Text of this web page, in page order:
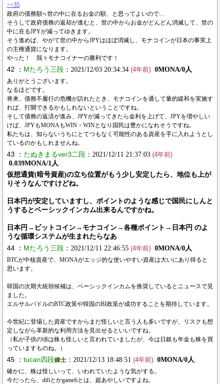
>>35
政府の債務額≒世の中に在るお金の額、と思ってよいので…
そうして政府債務の返却が進むと、世の中からお金がどんどん消滅して、世の
中に在るJPYが減ってゆきます。
そう進めば、やがて世の中からJPYはほぼ消滅し、モナコインが日本の事実上
の主権通貨になります。
やった！ 我々モナコイナーの勝利です！
42 ： Mたろう三段 ：2021/12/03 20:34:34 (4年前) 0MONA/0人
ありがとうございます。
なるほどです。
将来、債務不履行の危機が訪れたとき、モナコインを通して量的緩和を実施す
れば、打開できるかもしれないということですね。
そして債務の返済が進み、JPYが減ってきたら金利を上げて、JPYを増やしい
けば、JPYもMONAもWIN・WINとなり国民は豊かになれそうですね。
私たちは、知らないうちにとてつもなく可能性のある資産を手に入れようとし
ているのかもしれませんね。
43 ： たぬきまるver3二段 ：2021/12/11 21:37:03 (4年前)
0.039MONA/1人
仮想通貨(暗号資産)の立ち位置がもう少し安定したら、地位も上が
りそうなんですけどね。
日本円が安定していますし、ポイントのような感じで国民にしんと
うするとベーシックインカム出来るんですかね。
日本円→ビットコイン→モナコイン→各種ポイント→日本円 のよ
うな循環システムが生まれたらなあ
44 ： Mたろう三段 ：2021/12/11 22:46:55 (4年前) 0MONA/0人
BTCが中核資産で、MONAがエッジ的な使いやすい資産は大いにあり得ると
思います。
韓国の次期大統領候補は、ベーシックインカムを推奨しているとニュースで見
ました。
エルサルバドルのBTC政策や韓国のBI政策が成功することを期待しています。
今世紀に登場した資産ですからまだ怪しいと言う人も多いですが、リスクも想
定しながら革新的な利用方法を見出せるといいですね。
（私が子供の頃は株も怪しいと言われていましたが、今は日銀も年金も株を買
っていますものね。）
45 ： tucan四段錬士 ：2021/12/13 18:48:51 (4年前) 0MONA/0人
確かに、株は怪しいって、いわれていたような気がする。
今だったら、difiとかgamefiとは、超あやしいですよね。